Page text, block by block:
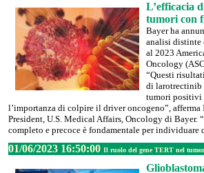
L’efficacia
tumori con
Bayer ha
analisi distinte
al 2023
Oncology
“Questi
di larotrectinib
tumori positivi
l’importanza di colpire il driver oncogeno”, afferma
President, U.S. Medical Affairs, Oncology di Bayer.
completo e precoce è fondamentale per individuare
01/06/2023 16:50:00 Il ruolo del gene TERT nel